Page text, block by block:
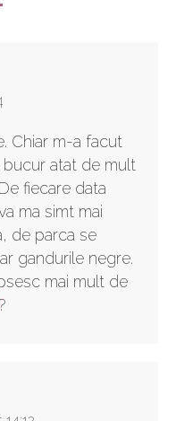
Chiar m-a facut
atat de mult
fiecare data
ma simt mai
de parca se
gandurile negre.
mai mult de
?